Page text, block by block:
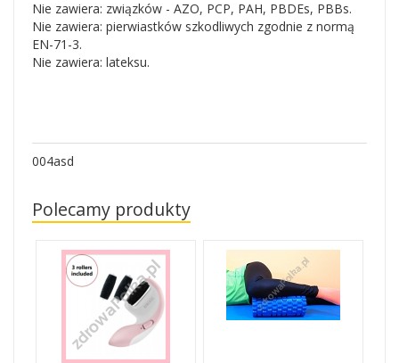
Nie zawiera: związków - AZO, PCP, PAH, PBDEs, PBBs.
Nie zawiera: pierwiastków szkodliwych zgodnie z normą
EN-71-3.
Nie zawiera: lateksu.
004asd
Polecamy produkty